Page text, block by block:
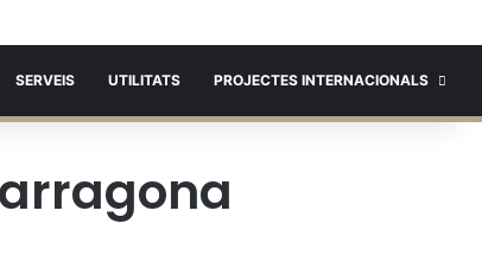
SERVEIS UTILITATS PROJECTES INTERNACIONALS